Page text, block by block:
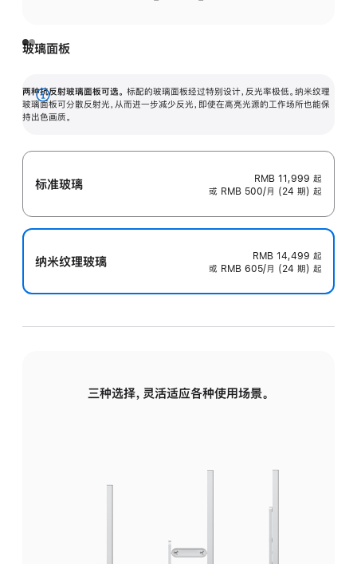
玻璃面板
两种抗反射玻璃面板可选。 标配的玻璃面板经过特别设计，反光率极低。纳米纹理
玻璃面板可分散反射光，从而进一步减少反光，即使在高亮光源的工作场所也能保
持出色画质。
展
开
标准玻璃 RMB 11,999 起
或 RMB 500/月 (24 期) 起
纳米纹理玻璃 RMB 14,499 起
或 RMB 605/月 (24 期) 起
三种选择，灵活适应各种使用场景。